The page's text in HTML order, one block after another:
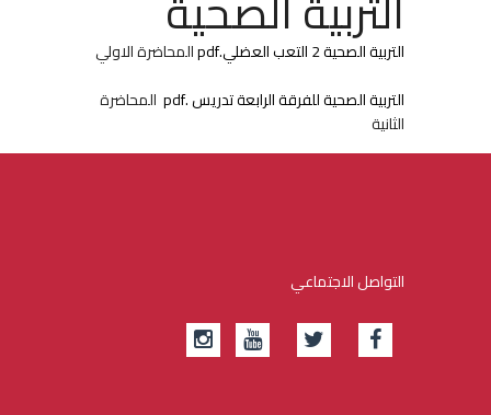
التربية الصحية 2 التعب العضلي.pdf
المحاضرة الاولي
التربية الصحية للفرقة الرابعة تدريس .pdf
المحاضرة
الثانية
التواصل الاجتماعي